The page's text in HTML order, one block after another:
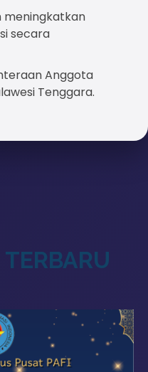
meningkatkan
secara
Anggota
Tenggara.